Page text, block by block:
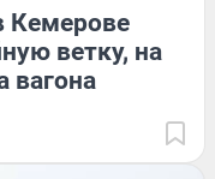
Кемерове
ветку, на
вагона